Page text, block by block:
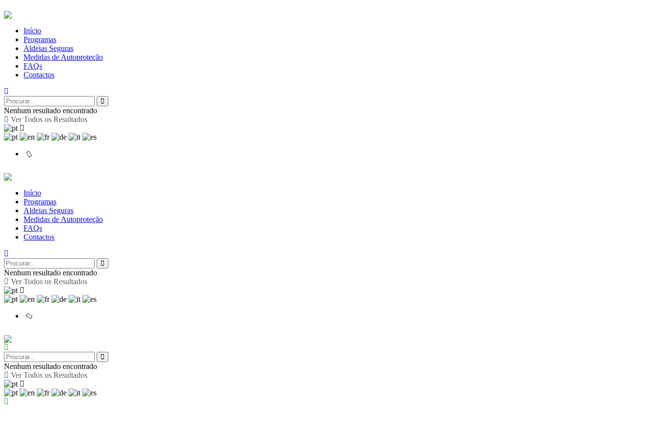
Início
Programas
Aldeias Seguras
Medidas de Autoproteção
FAQs
Contactos
Nenhum resultado encontrado
Ver Todos os Resultados
Início
Programas
Aldeias Seguras
Medidas de Autoproteção
FAQs
Contactos
Nenhum resultado encontrado
Ver Todos os Resultados
Nenhum resultado encontrado
Ver Todos os Resultados